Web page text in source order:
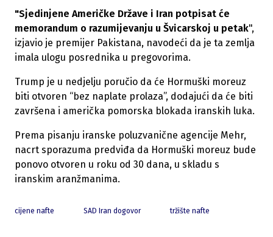
"Sjedinjene Američke Države i Iran potpisat će
memorandum o razumijevanju u Švicarskoj u petak",
izjavio je premijer Pakistana, navodeći da je ta zemlja
imala ulogu posrednika u pregovorima.
Trump je u nedjelju poručio da će Hormuški moreuz
biti otvoren “bez naplate prolaza”, dodajući da će biti
završena i američka pomorska blokada iranskih luka.
Prema pisanju iranske poluzvanične agencije Mehr,
nacrt sporazuma predviđa da Hormuški moreuz bude
ponovo otvoren u roku od 30 dana, u skladu s
iranskim aranžmanima.
cijene nafte SAD Iran dogovor tržište nafte